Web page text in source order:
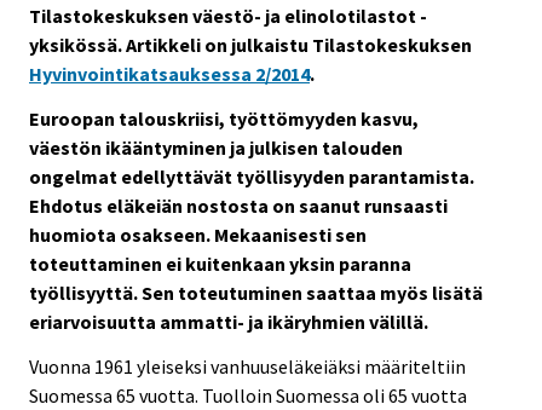
Tilastokeskuksen väestö- ja elinolotilastot -
yksikössä.Artikkeli on julkaistu Tilastokeskuksen
Hyvinvointikatsauksessa 2/2014.
Euroopan talouskriisi, työttömyyden kasvu,
väestön ikääntyminen ja julkisen talouden
ongelmat edellyttävät työllisyyden parantamista.
Ehdotus eläkeiän nostosta on saanut runsaasti
huomiota osakseen. Mekaanisesti sen
toteuttaminen ei kuitenkaan yksin paranna
työllisyyttä. Sen toteutuminen saattaa myös lisätä
eriarvoisuutta ammatti- ja ikäryhmien välillä.
Vuonna 1961 yleiseksi vanhuuseläkeiäksi määriteltiin
Suomessa 65 vuotta. Tuolloin Suomessa oli 65 vuotta